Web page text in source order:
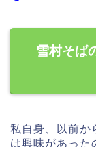
雪村そば
私自身、以前か
は興味があった